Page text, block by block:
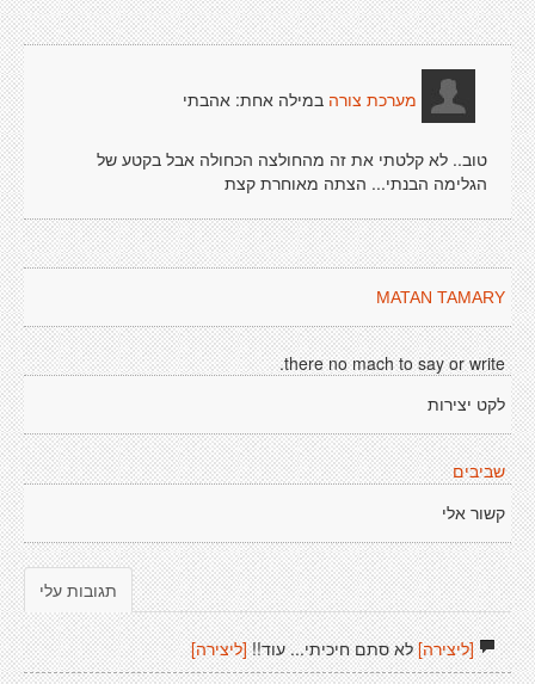
מערכת צורה במילה אחת: אהבתי
טוב.. לא קלטתי את זה מהחולצה הכחולה אבל בקטע של
הגלימה הבנתי... הצתה מאוחרת קצת
MATAN TAMARY
there no mach to say or write.
לקט יצירות
שביבים
קשור אלי
תגובות עלי
[ליצירה]לא סתם חיכיתי... עוד!![ליצירה]